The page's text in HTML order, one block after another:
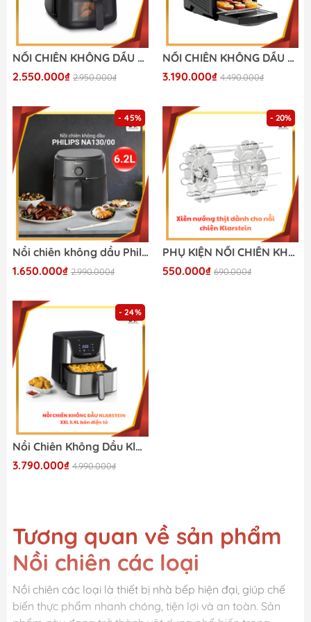
NỒI CHIÊN KHÔNG DẦU PHILIPS NA230/00
2.550.000₫ 2.950.000₫
NỒI CHIÊN KHÔNG DẦU TEFAL FW5018
3.190.000₫ 4.490.000₫
- 45%
Nồi chiên không dầu Philips NA130/00 6.2 lít Airfryer series 1000
1.650.000₫ 2.990.000₫
- 20%
PHỤ KIỆN NỒI CHIÊN KHÔNG DẦU KLARSTEIN TURBO 9L
550.000₫ 690.000₫
- 24%
Nồi Chiên Không Dầu Klarstein XXL 5,4 Lít ( Bản Điện Tử)
3.790.000₫ 4.990.000₫
Tương quan về sản phẩm
Nồi chiên các loại
Nồi chiên các loại là thiết bị nhà bếp hiện đại, giúp chế
biến thực phẩm nhanh chóng, tiện lợi và an toàn. Sản